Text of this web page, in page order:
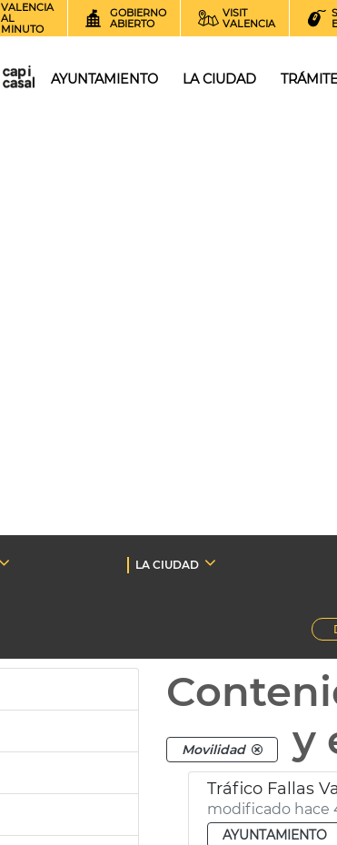
VALENCIA
AL
MINUTO
GOBIERNO
ABIERTO
VISIT
VALENCIA
AYUNTAMIENTO LA CIUDAD
LA CIUDAD
Movilidad y
Tráfico Fallas
modificado hace
AYUNTAMIENTO